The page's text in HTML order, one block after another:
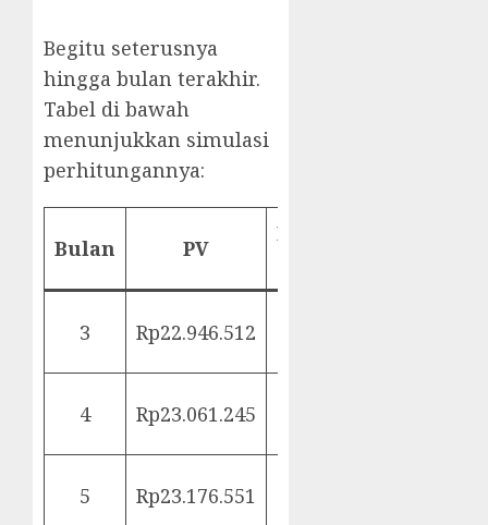
Begitu seterusnya
hingga bulan terakhir.
Tabel di bawah
menunjukkan simulasi
perhitungannya:
Bulan PV
Perhitungan
3 Rp22.946.512
4 Rp23.061.245
5 Rp23.176.551